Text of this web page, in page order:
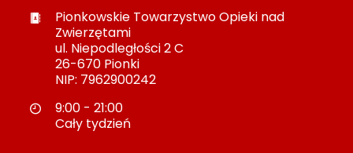
Pionkowskie Towarzystwo Opieki nad
Zwierzętami
ul. Niepodległości 2 C
26-670 Pionki
NIP: 7962900242
9:00 - 21:00
Cały tydzień